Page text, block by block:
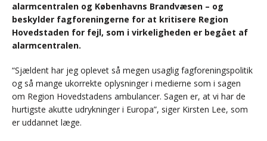
alarmcentralen og Københavns Brandvæsen – og
beskylder fagforeningerne for at kritisere Region
Hovedstaden for fejl, som i virkeligheden er begået af
alarmcentralen.
“Sjældent har jeg oplevet så megen usaglig fagforeningspolitik
og så mange ukorrekte oplysninger i medierne som i sagen
om Region Hovedstadens ambulancer. Sagen er, at vi har de
hurtigste akutte udrykninger i Europa”, siger Kirsten Lee, som
er uddannet læge.